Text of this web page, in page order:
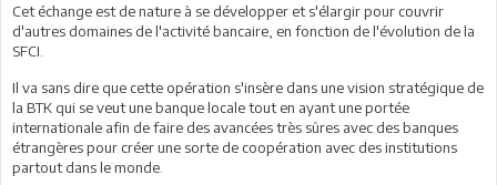
Cet échange est de nature à se développer et s'élargir pour couvrir
d'autres domaines de l'activité bancaire, en fonction de l'évolution de la
SFCI.
Il va sans dire que cette opération s'insère dans une vision stratégique de
la BTK qui se veut une banque locale tout en ayant une portée
internationale afin de faire des avancées très sûres avec des banques
étrangères pour créer une sorte de coopération avec des institutions
partout dans le monde.